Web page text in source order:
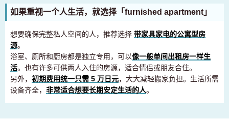
如果重视一个人生活，就选择「furnished apartment」
想要确保完整私人空间的人，推荐选择 带家具家电的公寓型房
源。
浴室、厕所和厨房都是独立专用，可以像一般单间出租房一样生
活。也有许多可供两人入住的房源，适合情侣或朋友合住。
另外， 初期费用统一只需 5 万日元，大大减轻搬家负担。生活所需
设备齐全， 非常适合想要长期安定生活的人。